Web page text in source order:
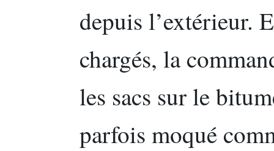
depuis l’extérieur.
chargés, la
les sacs sur le
parfois moqué